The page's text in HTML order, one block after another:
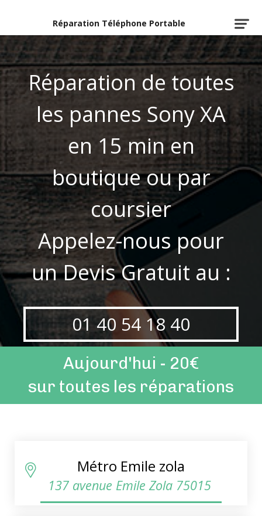
Réparation Téléphone Portable
Réparation de toutes
les pannes Sony XA
en 15 min en
boutique ou par
coursier
Appelez-nous pour
un Devis Gratuit au :
01 40 54 18 40
Aujourd'hui - 20€
sur toutes les réparations
Métro Emile zola
137 avenue Emile Zola 75015